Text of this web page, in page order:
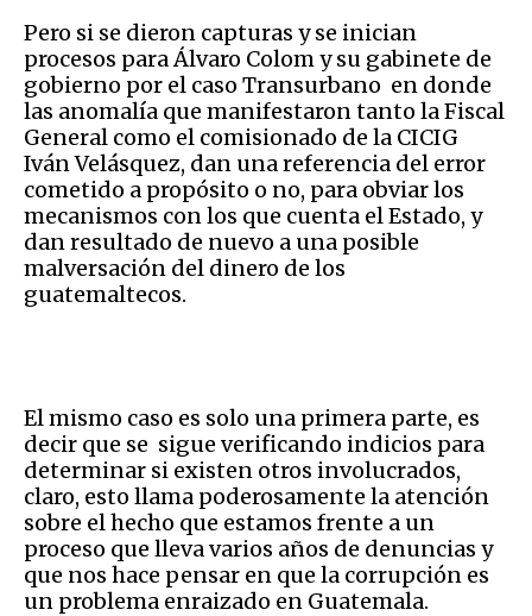
Pero si se dieron capturas y se inician
procesos para Álvaro Colom y su gabinete de
gobierno por el caso Transurbano en donde
las anomalía que manifestaron tanto la Fiscal
General como el comisionado de la CICIG
Iván Velásquez, dan una referencia del error
cometido a propósito o no, para obviar los
mecanismos con los que cuenta el Estado, y
dan resultado de nuevo a una posible
malversación del dinero de los
guatemaltecos.
El mismo caso es solo una primera parte, es
decir que se sigue verificando indicios para
determinar si existen otros involucrados,
claro, esto llama poderosamente la atención
sobre el hecho que estamos frente a un
proceso que lleva varios años de denuncias y
que nos hace pensar en que la corrupción es
un problema enraizado en Guatemala.